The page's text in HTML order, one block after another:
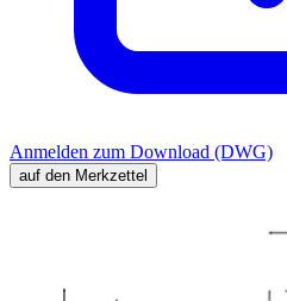
Anmelden zum Download (DWG)
auf den Merkzettel